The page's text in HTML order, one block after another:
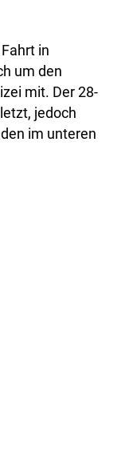
in
um den
mit. Der 28-
jedoch
im unteren